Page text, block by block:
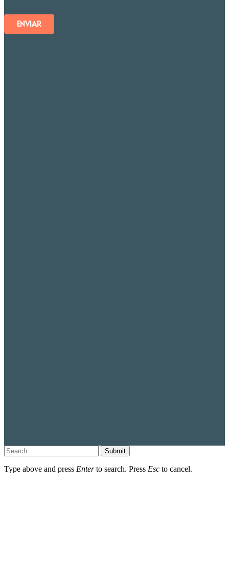
Submit
Type above and press Enterto search. Press Esc to cancel.